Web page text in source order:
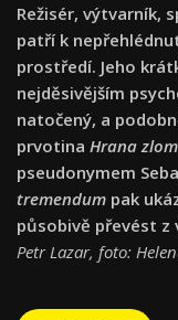
Režisér, výtvarník,
patří k
prostředí. Jeho
nejděsivějším
natočený, a
prvotina Hrana
pseudonymem
tremendum pak
působivě převést z
Petr Lazar, foto: